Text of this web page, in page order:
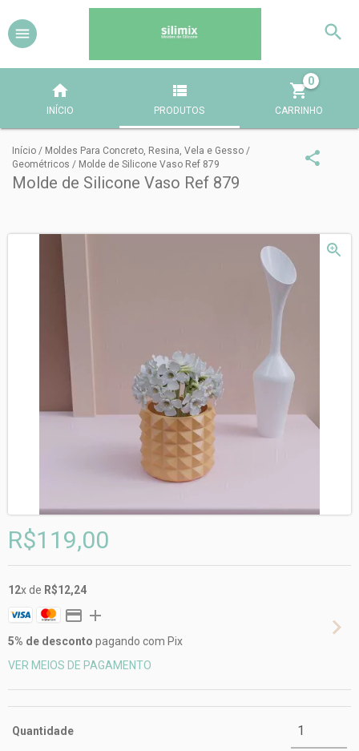
INÍCIO PRODUTOS CARRINHO
0
Início / Moldes Para Concreto, Resina, Vela e Gesso /
Geométricos / Molde de Silicone Vaso Ref 879
Molde de Silicone Vaso Ref 879
R$119,00
12x de R$12,24
5% de desconto pagando com Pix
VER MEIOS DE PAGAMENTO
Quantidade